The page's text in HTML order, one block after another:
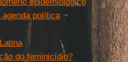
política
do feminicídio?